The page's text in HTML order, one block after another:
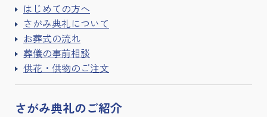
はじめての方へ
さがみ典礼について
お葬式の流れ
葬儀の事前相談
供花・供物のご注文
さがみ典礼のご紹介